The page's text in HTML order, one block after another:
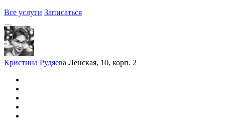
Все услуги Записаться
Кристина Рудяева Ленская, 10, корп. 2